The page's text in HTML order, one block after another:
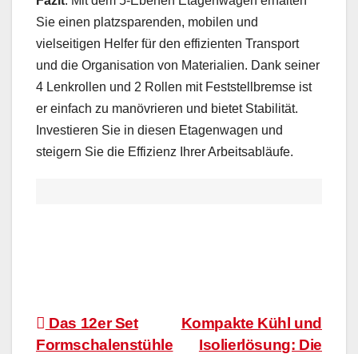
Sie einen platzsparenden, mobilen und
vielseitigen Helfer für den effizienten Transport
und die Organisation von Materialien. Dank seiner
4 Lenkrollen und 2 Rollen mit Feststellbremse ist
er einfach zu manövrieren und bietet Stabilität.
Investieren Sie in diesen Etagenwagen und
steigern Sie die Effizienz Ihrer Arbeitsabläufe.
Beitragsnavigation
Kompakte Kühl und
Isolierlösung: Die
Das 12er Set
Formschalenstühle